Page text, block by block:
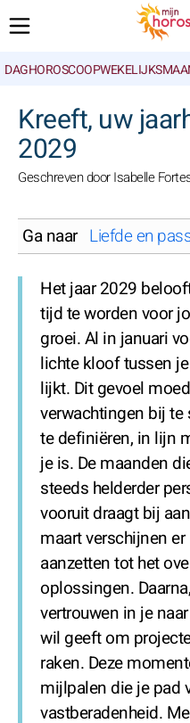
DAGHOROSCOOPWEKELIJKS
Kreeft, uw
2029
Geschreven door Isabelle
Ga naar Liefde en
Het jaar 2029
tijd te worden voor
groei. Al in januari
lichte kloof tussen
lijkt. Dit gevoel
verwachtingen bij
te definiëren, in lijn
je is. De maanden
steeds helderder
vooruit draagt bij
maart verschijnen
aanzetten tot het
oplossingen.
vertrouwen in je
wil geeft om
raken. Deze
mijlpalen die je pad
vastberadenheid.